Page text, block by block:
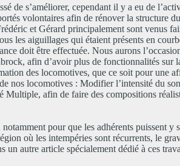
de s’améliorer, cependant il y a eu de
volontaires afin de rénover la structure
et Gérard principalement sont venus
les aiguillages qui étaient présents en
doit être effectuée. Nous aurons
afin d’avoir plus de fonctionnalités sur
des locomotives, que ce soit pour une
nos locomotives : Modifier l’intensité du
afin de faire des compositions
pour que les adhérents puissent y
où les intempéries sont récurrents, le
autre article spécialement dédié à ces